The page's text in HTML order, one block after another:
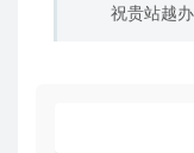
祝贵站越